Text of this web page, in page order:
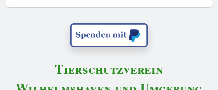
Tierschutzverein